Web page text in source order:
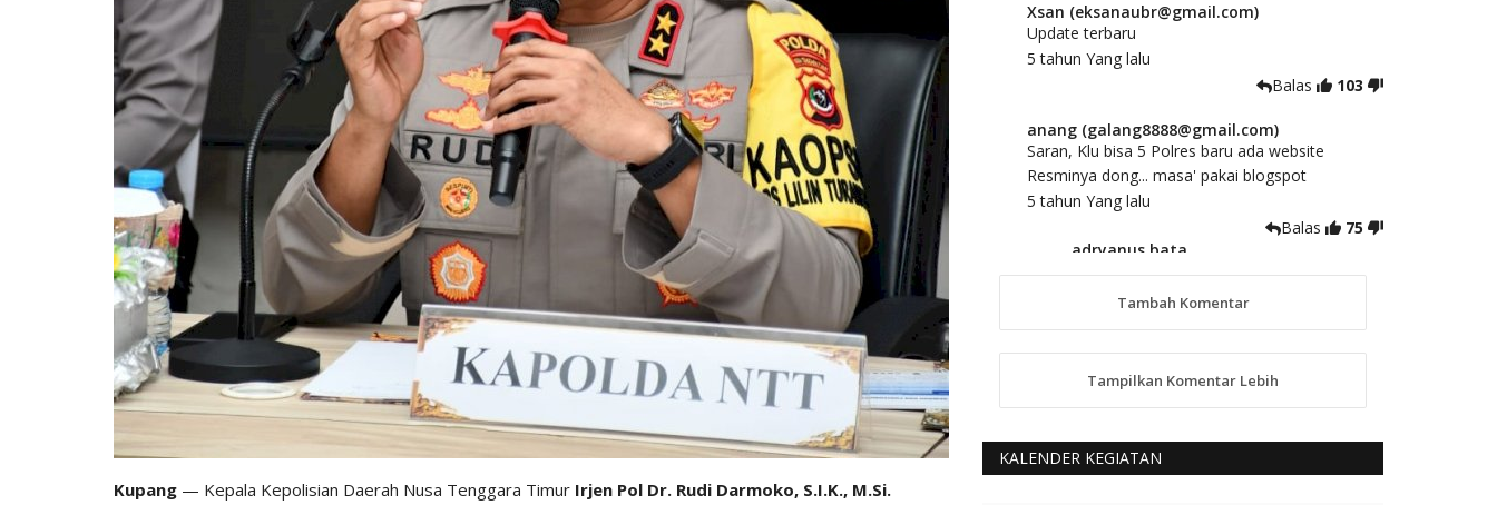
Kupang — Kepala Kepolisian Daerah Nusa Tenggara Timur Irjen Pol Dr. Rudi Darmoko, S.I.K., M.Si.
Xsan (eksanaubr@gmail.com)
Update terbaru
5 tahun Yang lalu
Balas
103
anang (galang8888@gmail.com)
Saran, Klu bisa 5 Polres baru ada website
Resminya dong... masa' pakai blogspot
5 tahun Yang lalu
Balas
75
adryanus bata
kami tindaklanjuti
5 tahun Yang lalu
88
anggy (anakkaos@gmail.com)
Sumba Barat Aman, Trmksih Pak Polisi
5 tahun Yang lalu
Tambah Komentar
Tampilkan Komentar Lebih
KALENDER KEGIATAN